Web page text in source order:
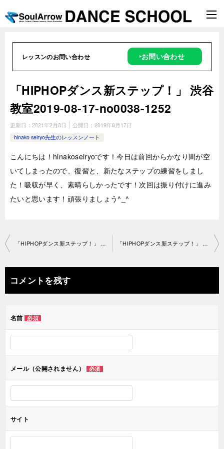
レッスンのお問い合わせ ‣お問い合わせ
「HIPHOPダンス新ステップ！」 渋谷
教室2019-08-17­-­no0038-­1252
更新日： 2021年2月8日 公開日： 2019年8月17日
hinako seiryo先生のレッスンノート
こんにちは！hinakoseiryoです！今日は前回からかなり間が空
いてしまったので、復習と、新たなステップの練習をしまし
た！吸収が早く、素晴らしかったです！次回は振り付けに進み
たいと思います！頑張りましょう^_^
投
ナ
ビ
ー
ン
コメントを残す
名前 必須
メール（公開されません） 必須
サイト